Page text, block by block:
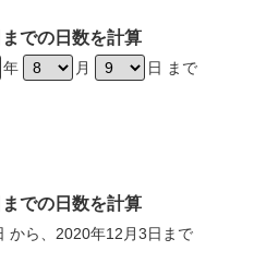
での日数を計算
年 月 日 まで
での日数を計算
から、2020年12月3日まで